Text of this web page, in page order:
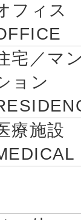
フィス
宅／マ
ョン
療施設